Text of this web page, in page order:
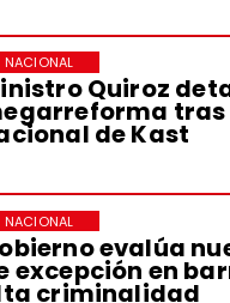
Quiroz
tras
de Kast
NACIONAL
evalúa
excepción en
criminalidad
NACIONAL